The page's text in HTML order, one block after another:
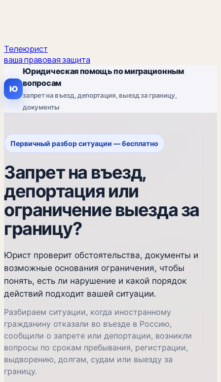
Телеюрист
ваша правовая защита
Ю
Юридическая помощь по миграционным
вопросам
запрет на въезд, депортация, выезд за границу,
документы
Первичный разбор ситуации — бесплатно
Запрет на въезд,
депортация или
ограничение выезда за
границу?
Юрист проверит обстоятельства, документы и
возможные основания ограничения, чтобы
понять, есть ли нарушение и какой порядок
действий подходит вашей ситуации.
Разбираем ситуации, когда иностранному
гражданину отказали во въезде в Россию,
сообщили о запрете или депортации, возникли
вопросы по срокам пребывания, регистрации,
выдворению, долгам, судам или выезду за
границу.